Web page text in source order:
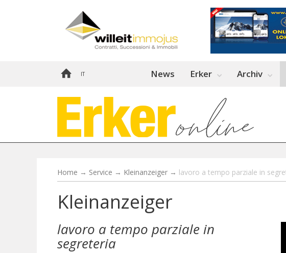
IT News Erker Archiv
Home → Service → Kleinanzeiger → lavoro a tempo parziale in
Kleinanzeiger
lavoro a tempo parziale in
segreteria